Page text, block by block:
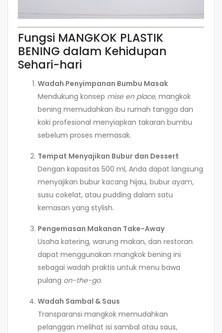
Fungsi MANGKOK PLASTIK
BENING dalam Kehidupan
Sehari-hari
Wadah Penyimpanan Bumbu Masak
Mendukung konsep mise en place, mangkok
bening memudahkan ibu rumah tangga dan
koki profesional menyiapkan takaran bumbu
sebelum proses memasak.
Tempat Menyajikan Bubur dan Dessert
Dengan kapasitas 500 ml, Anda dapat langsung
menyajikan bubur kacang hijau, bubur ayam,
susu cokelat, atau pudding dalam satu
kemasan yang stylish.
Pengemasan Makanan Take-Away
Usaha katering, warung makan, dan restoran
dapat menggunakan mangkok bening ini
sebagai wadah praktis untuk menu bawa
pulang on-the-go.
Wadah Sambal & Saus
Transparansi mangkok memudahkan
pelanggan melihat isi sambal atau saus,